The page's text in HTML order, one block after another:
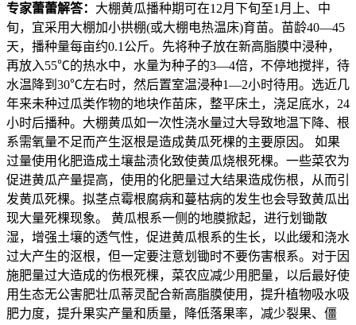
专家蕾蕾解答： 大棚黄瓜播种期可在12月下旬至1月上、中
旬，宜采用大棚加小拱棚(或大棚电热温床)育苗。苗龄40—45
天，播种量每亩约0.1公斤。先将种子放在新高脂膜中浸种，
再放入55℃的热水中，水量为种子的3—4倍，不停地搅拌，待
水温降到30℃左右时，然后置室温浸种1—2小时待用。选近几
年来未种过瓜类作物的地块作苗床，整平床土，浇足底水，24
小时后播种。大棚黄瓜如一次性浇水量过大导致地温下降、根
系需氧量不足而产生沤根是造成黄瓜死棵的主要原因。 如果
过量使用化肥造成土壤盐渍化致使黄瓜烧根死棵。一些菜农为
促进黄瓜产量提高，使用的化肥量过大结果造成伤根，从而引
发黄瓜死棵。拟茎点霉根腐病和蔓枯病的发生也会导致黄瓜出
现大量死棵现象。 黄瓜根系一侧的地膜掀起，进行划锄散
湿，增强土壤的透气性，促进黄瓜根系的生长，以此缓和浇水
过大产生的沤根，但一定要注意划锄时不要伤害根系。对于因
施肥量过大造成的伤根死棵，菜农应减少用肥量，以后最好使
用生态无公害肥壮瓜蒂灵配合新高脂膜使用，提升植物吸水吸
肥力度，提升果实产量和质量，降低落果率，减少裂果、僵